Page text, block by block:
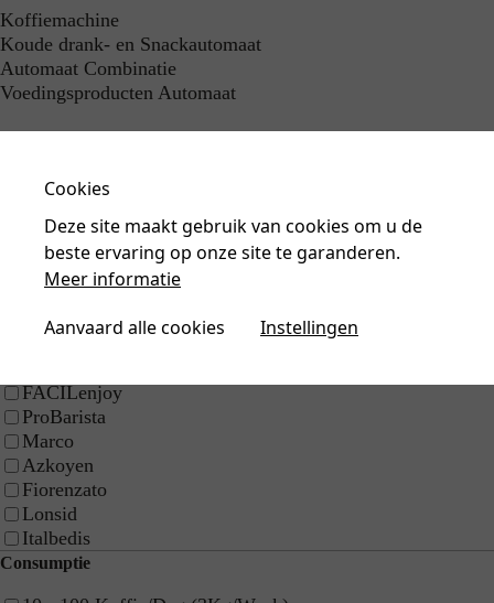
Koffiemachine
Koude drank- en Snackautomaat
Automaat Combinatie
Voedingsproducten Automaat
Bedrijven
Winkel | Detailhandel
Eversys
FACILenjoy
ProBarista
Marco
Azkoyen
Fiorenzato
Lonsid
Italbedis
Consumptie
Geen producten gevonden voor
deze criteria.
Bezoek ons en test je koffie!
Plan een bezoek
Mont Galloisstraat 60,
+32 56 25 76 65
RPR Kortrijk
BTW: BE 0477.261.576
Home
Over ons
Kwaliteit & expertise
Service & support
Cookies
Deze site maakt gebruik van cookies om u de
beste ervaring op onze site te garanderen.
Meer informatie
Aanvaard alle cookies
Instellingen